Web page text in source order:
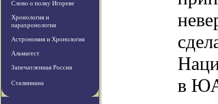
Слово о полку Игореве
Хронология и
парахронология
Астрономия и Хронология
Альмагест
Запечатленная Россия
Сталиниана
в